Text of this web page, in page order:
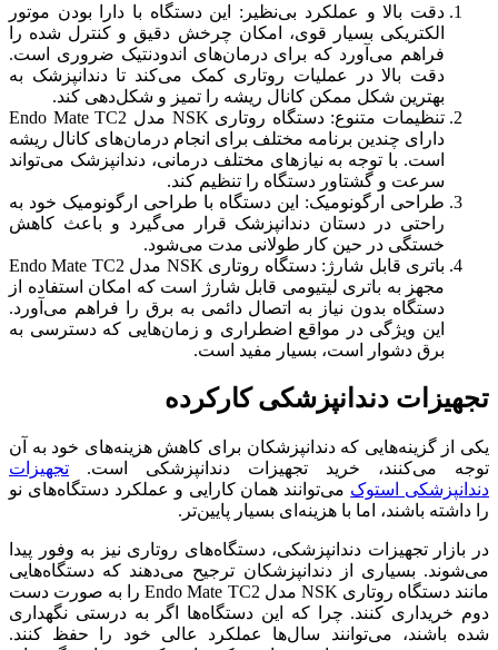
دقت بالا و عملکرد بی‌نظیر: این دستگاه با دارا بودن موتور
الکتریکی بسیار قوی، امکان چرخش دقیق و کنترل شده را
فراهم می‌آورد که برای درمان‌های اندودنتیک ضروری است.
دقت بالا در عملیات روتاری کمک می‌کند تا دندانپزشک به
بهترین شکل ممکن کانال ریشه را تمیز و شکل‌دهی کند.
تنظیمات متنوع: دستگاه روتاری NSK مدل Endo Mate TC2
دارای چندین برنامه مختلف برای انجام درمان‌های کانال ریشه
است. با توجه به نیازهای مختلف درمانی، دندانپزشک می‌تواند
سرعت و گشتاور دستگاه را تنظیم کند.
طراحی ارگونومیک: این دستگاه با طراحی ارگونومیک خود به
راحتی در دستان دندانپزشک قرار می‌گیرد و باعث کاهش
خستگی در حین کار طولانی مدت می‌شود.
باتری قابل شارژ: دستگاه روتاری NSK مدل Endo Mate TC2
مجهز به باتری لیتیومی قابل شارژ است که امکان استفاده از
دستگاه بدون نیاز به اتصال دائمی به برق را فراهم می‌آورد.
این ویژگی در مواقع اضطراری و زمان‌هایی که دسترسی به
برق دشوار است، بسیار مفید است.
تجهیزات دندانپزشکی کارکرده
یکی از گزینه‌هایی که دندانپزشکان برای کاهش هزینه‌های خود به آن
توجه می‌کنند، خرید تجهیزات دندانپزشکی است. تجهیزات
دندانپزشکی استوک می‌توانند همان کارایی و عملکرد دستگاه‌های نو
را داشته باشند، اما با هزینه‌ای بسیار پایین‌تر.
در بازار تجهیزات دندانپزشکی، دستگاه‌های روتاری نیز به وفور پیدا
می‌شوند. بسیاری از دندانپزشکان ترجیح می‌دهند که دستگاه‌هایی
مانند دستگاه روتاری NSK مدل Endo Mate TC2 را به صورت دست
دوم خریداری کنند. چرا که این دستگاه‌ها اگر به درستی نگهداری
شده باشند، می‌توانند سال‌ها عملکرد عالی خود را حفظ کنند.